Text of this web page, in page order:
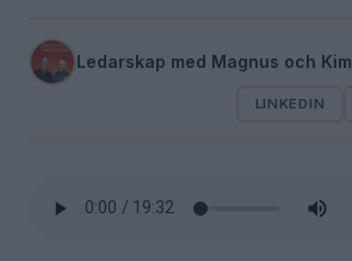
Ledarskap med Magnus och Kim
LINKEDIN